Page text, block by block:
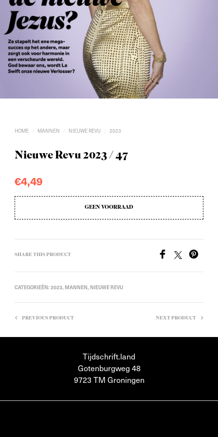
HOME / MANNEN / NIEUWE REVU / 2023
Nieuwe Revu 2023 / 47
€4,49
GEEN VOORRAAD
SHARE THIS PRODUCT
CATEGORIEËN: 2023, MANNEN, NIEUWE REVU
PREVIOUS PRODUCT NEXT PRODUCT
Tijdschrift.land
Gotenburgweg 48
9723 TM Groningen